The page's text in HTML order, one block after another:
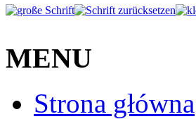
MENU
Strona główna